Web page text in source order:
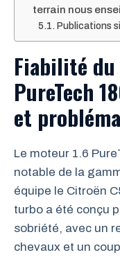
terrain nous
Publications
Fiabilité
PureTech
et
Le moteur 1.6
notable de la
équipe le Citroën
turbo a été conçu
sobriété, avec un
chevaux et un